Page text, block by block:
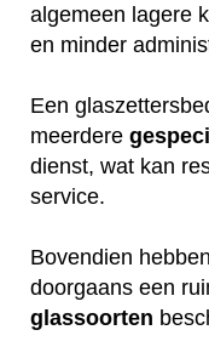
algemeen lagere
en minder
Een
meerdere
dienst, wat kan
service.
Bovendien
doorgaans een
glassoorten